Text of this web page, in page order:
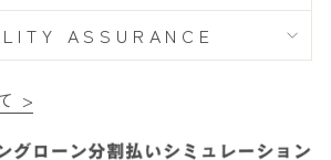
ASSURANCE
>